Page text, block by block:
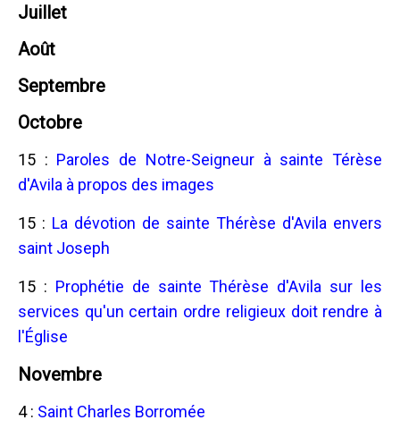
Juillet
Août
Septembre
Octobre
15 : Paroles de Notre-Seigneur à sainte Térèse
d'Avila à propos des images
15 : La dévotion de sainte Thérèse d'Avila envers
saint Joseph
15 : Prophétie de sainte Thérèse d'Avila sur les
services qu'un certain ordre religieux doit rendre à
l'Église
Novembre
4 : Saint Charles Borromée